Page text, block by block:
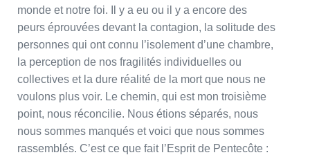
monde et notre foi. Il y a eu ou il y a encore des
peurs éprouvées devant la contagion, la solitude des
personnes qui ont connu l’isolement d’une chambre,
la perception de nos fragilités individuelles ou
collectives et la dure réalité de la mort que nous ne
voulons plus voir. Le chemin, qui est mon troisième
point, nous réconcilie. Nous étions séparés, nous
nous sommes manqués et voici que nous sommes
rassemblés. C’est ce que fait l’Esprit de Pentecôte :